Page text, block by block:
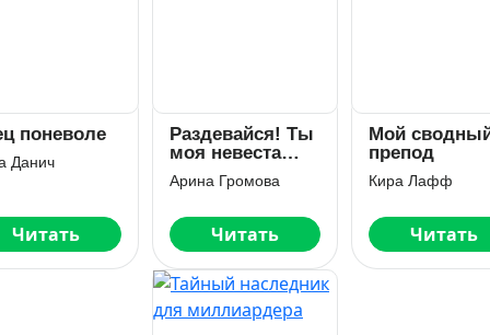
поневоле
Данич
Читать
Раздевайся! Ты
моя невеста…
Арина Громова
Читать
Мой
препод
Кира Лафф
Читать